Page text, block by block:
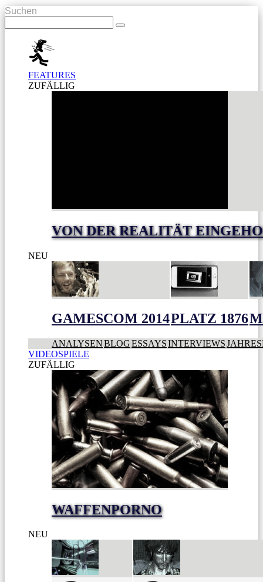
Suchen
FEATURES
ZUFÄLLIG
VON DER REALITÄT
NEU
GAMESCOM 2014PLATZ 1876
ANALYSENBLOGESSAYSINTERVIEWS
VIDEOSPIELE
ZUFÄLLIG
WAFFENPORNO
NEU